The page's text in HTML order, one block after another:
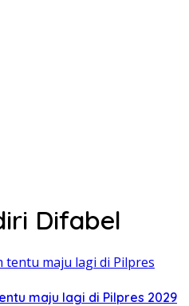
Difabel
maju lagi di Pilpres 2029